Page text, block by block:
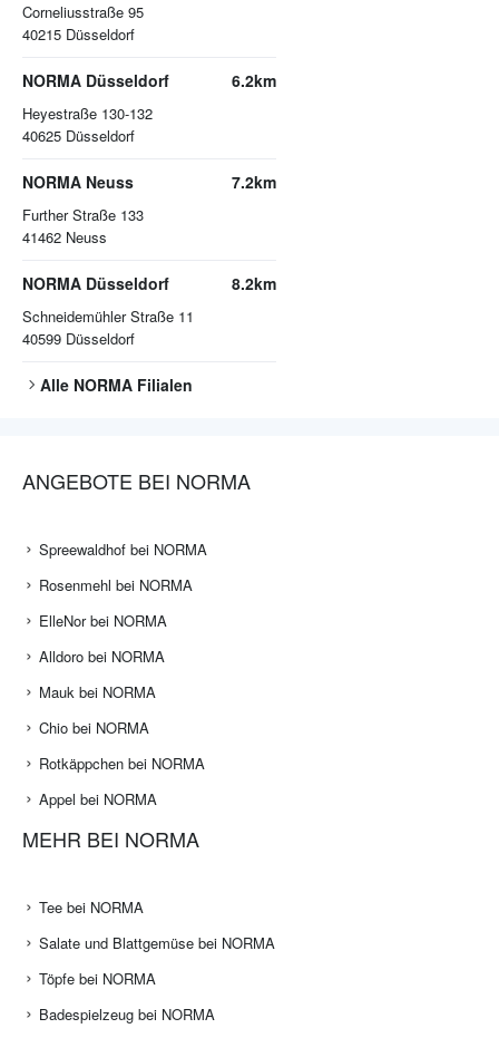
Corneliusstraße 95
40215 Düsseldorf
NORMA Düsseldorf
Heyestraße 130-132
40625 Düsseldorf
6.2km
NORMA Neuss
Further Straße 133
41462 Neuss
7.2km
NORMA Düsseldorf
Schneidemühler Straße 11
40599 Düsseldorf
8.2km
Alle NORMA Filialen
ANGEBOTE BEI NORMA
Spreewaldhof bei NORMA
Rosenmehl bei NORMA
ElleNor bei NORMA
Alldoro bei NORMA
Mauk bei NORMA
Chio bei NORMA
Rotkäppchen bei NORMA
Appel bei NORMA
MEHR BEI NORMA
Tee bei NORMA
Salate und Blattgemüse bei NORMA
Töpfe bei NORMA
Badespielzeug bei NORMA